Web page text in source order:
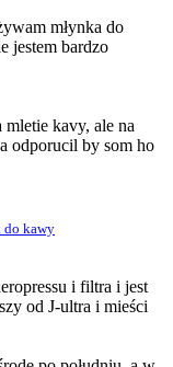
młynka do
jestem bardzo
kavy, ale na
odporucil by som ho
do kawy
i filtra i jest
od J-ultra i mieści